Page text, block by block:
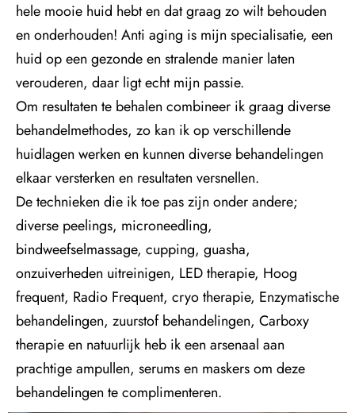
hele mooie huid hebt en dat graag zo wilt behouden
en onderhouden! Anti aging is mijn specialisatie, een
huid op een gezonde en stralende manier laten
verouderen, daar ligt echt mijn passie.
Om resultaten te behalen combineer ik graag diverse
behandelmethodes, zo kan ik op verschillende
huidlagen werken en kunnen diverse behandelingen
elkaar versterken en resultaten versnellen.
De technieken die ik toe pas zijn onder andere;
diverse peelings, microneedling,
bindweefselmassage, cupping, guasha,
onzuiverheden uitreinigen, LED therapie, Hoog
frequent, Radio Frequent, cryo therapie, Enzymatische
behandelingen, zuurstof behandelingen, Carboxy
therapie en natuurlijk heb ik een arsenaal aan
prachtige ampullen, serums en maskers om deze
behandelingen te complimenteren.